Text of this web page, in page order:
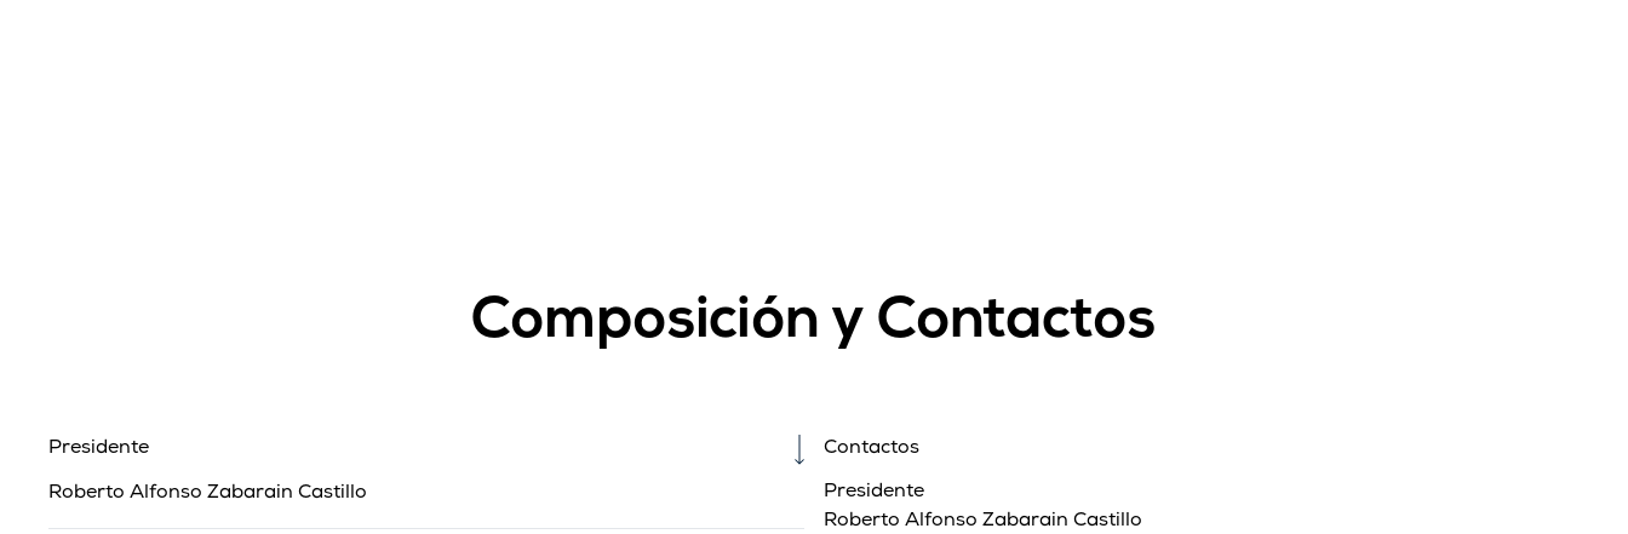
Composición y Contactos
Presidente
Roberto Alfonso Zabarain Castillo
Contactos
Presidente
Roberto Alfonso Zabarain Castillo